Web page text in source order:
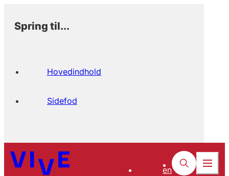
Spring til...
Hovedindhold
Sidefod
en